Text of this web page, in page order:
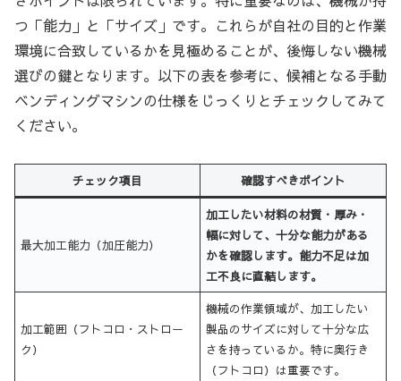
つ「能力」と「サイズ」です。これらが自社の目的と作業
環境に合致しているかを見極めることが、後悔しない機械
選びの鍵となります。以下の表を参考に、候補となる手動
ベンディングマシンの仕様をじっくりとチェックしてみて
ください。
チェック項目 確認すべきポイント
最大加工能力（加圧能力）
加工したい材料の材質・厚み・
幅に対して、十分な能力がある
かを確認します。能力不足は加
工不良に直結します。
加工範囲（フトコロ・ストロー
ク）
機械の作業領域が、加工したい
製品のサイズに対して十分な広
さを持っているか。特に奥行き
（フトコロ）は重要です。